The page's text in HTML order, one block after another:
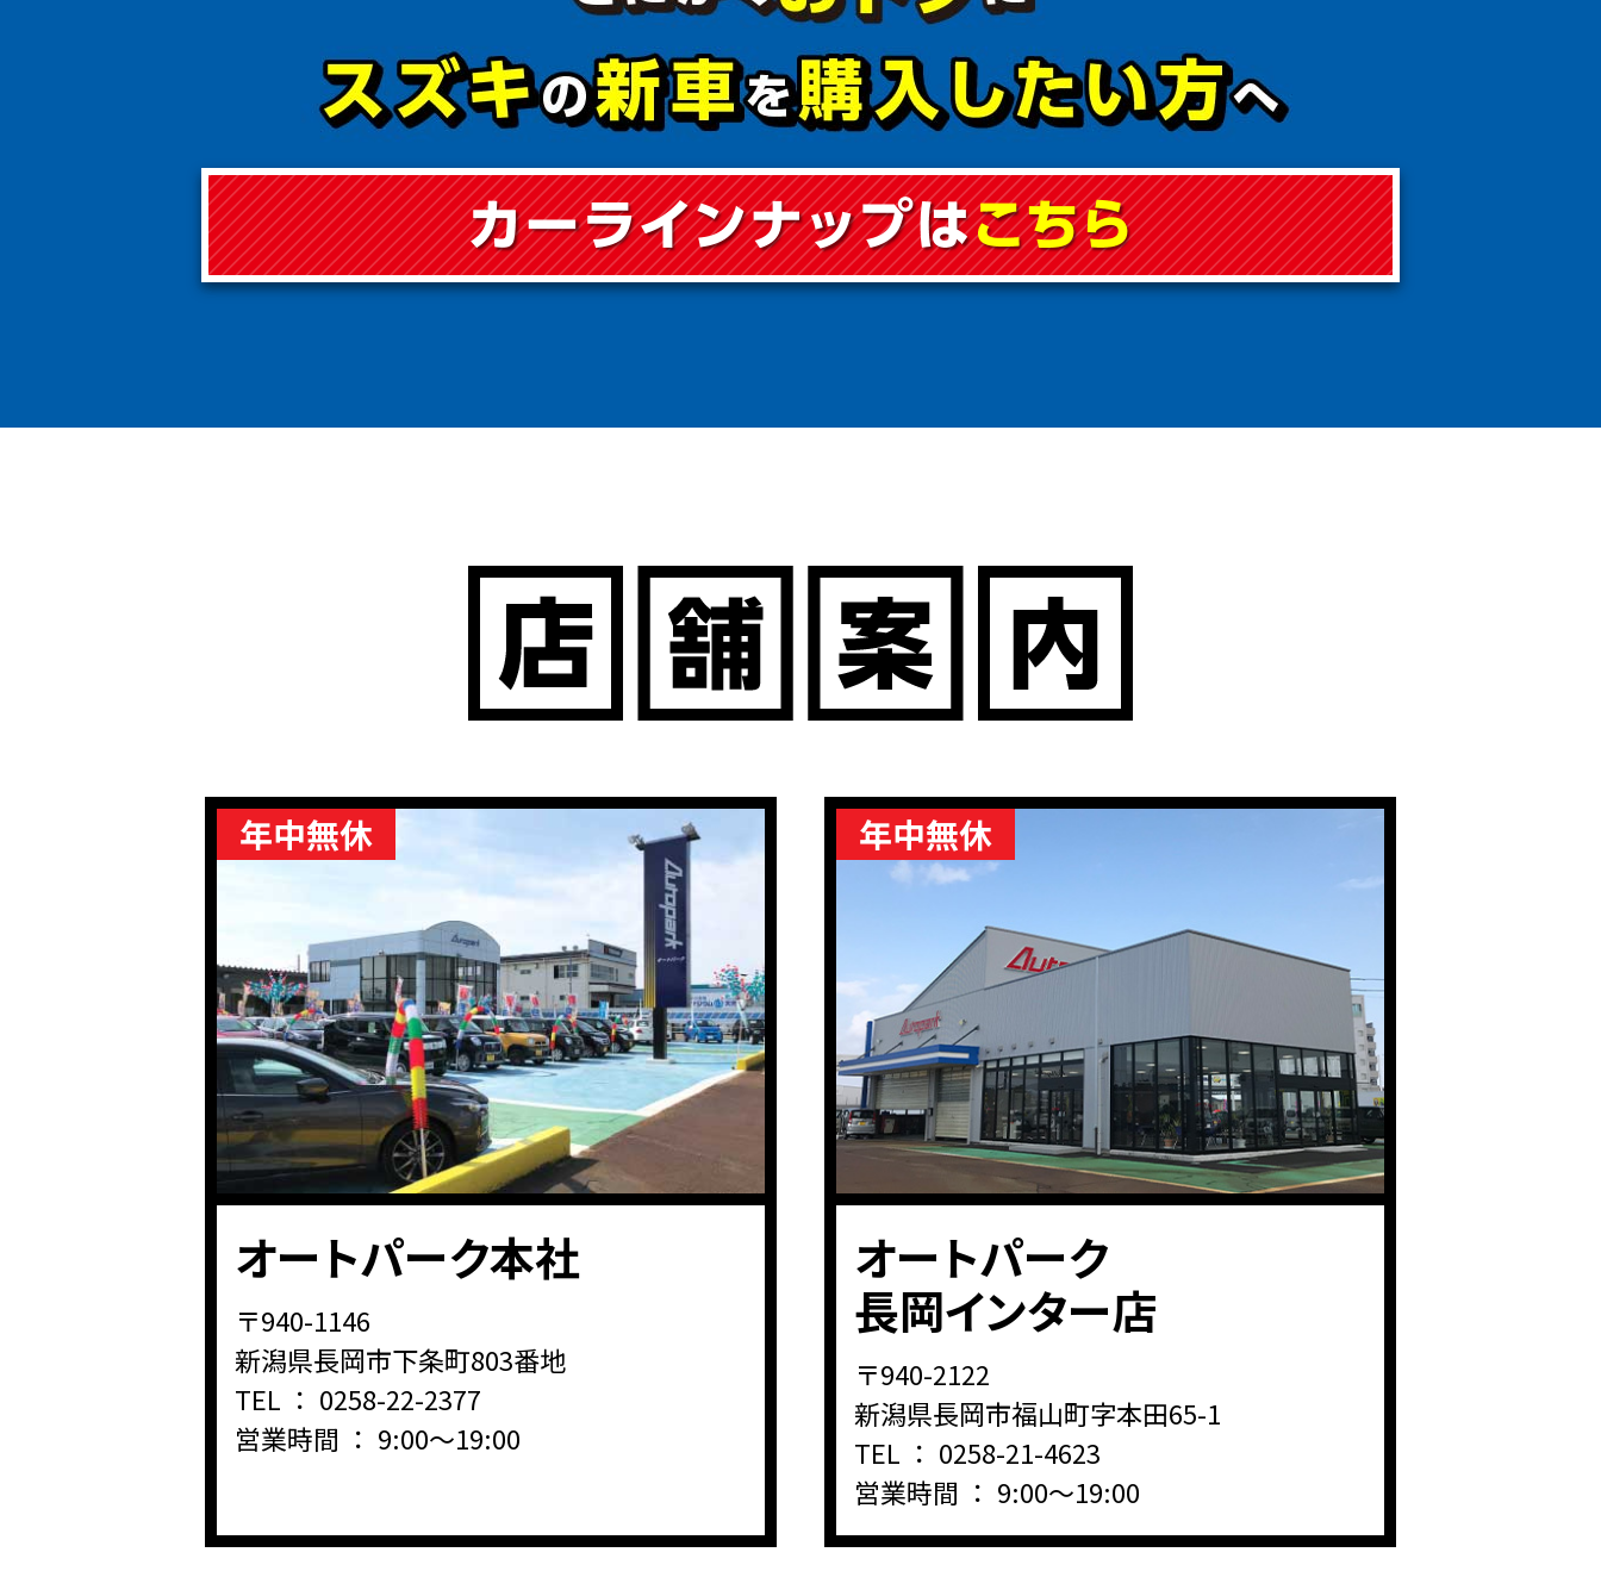
オートパーク本社
〒940-1146
新潟県長岡市下条町803番地
TEL ： 0258-22-2377
営業時間 ： 9:00～19:00
オートパーク
長岡インター店
〒940-2122
新潟県長岡市福山町字本田65-1
TEL ： 0258-21-4623
営業時間 ： 9:00～19:00